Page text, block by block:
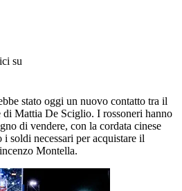
su
stato oggi un nuovo contatto tra il
Mattia De Sciglio. I rossoneri hanno
di vendere, con la cordata cinese
i soldi necessari per acquistare il
Montella.